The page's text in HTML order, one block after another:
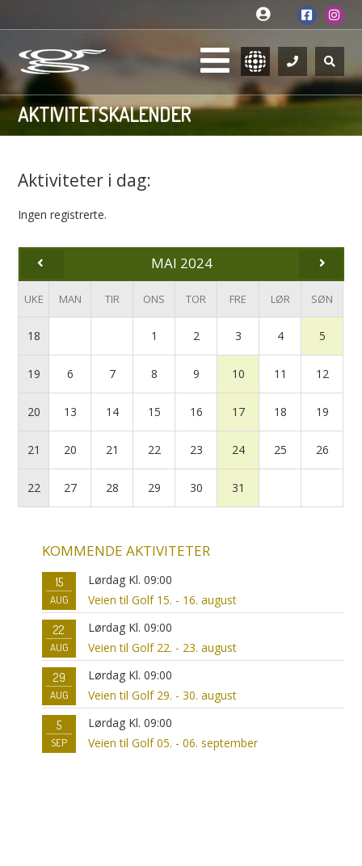
AKTIVITETSKALENDER
Aktiviteter i dag:
Ingen registrerte.
MAI 2024
UKE MAN TIR ONS TOR FRE LØR SØN
18 1 2 3 4 5
19 6 7 8 9 10 11 12
20 13 14 15 16 17 18 19
21 20 21 22 23 24 25 26
22 27 28 29 30 31
KOMMENDE AKTIVITETER
15
AUG
Lørdag Kl. 09:00
Veien til Golf 15. - 16. august
22
AUG
Lørdag Kl. 09:00
Veien til Golf 22. - 23. august
29
AUG
Lørdag Kl. 09:00
Veien til Golf 29. - 30. august
5
SEP
Lørdag Kl. 09:00
Veien til Golf 05. - 06. september